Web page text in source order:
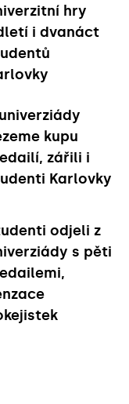
hry
i dvanáct
kupu
zářili i
Karlovky
odjeli z
s pěti